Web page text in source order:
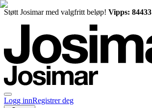
Støtt Josimar med valgfritt beløp! Vipps: 84433
Logg innRegistrer deg